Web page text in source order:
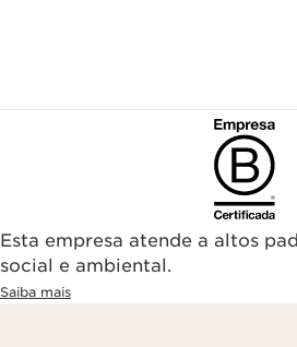
Esta empresa atende a altos
social e ambiental.
Saiba mais